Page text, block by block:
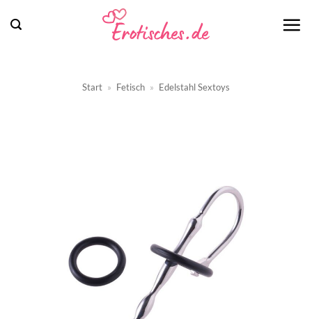
Inhalt
Start » Fetisch » Edelstahl Sextoys